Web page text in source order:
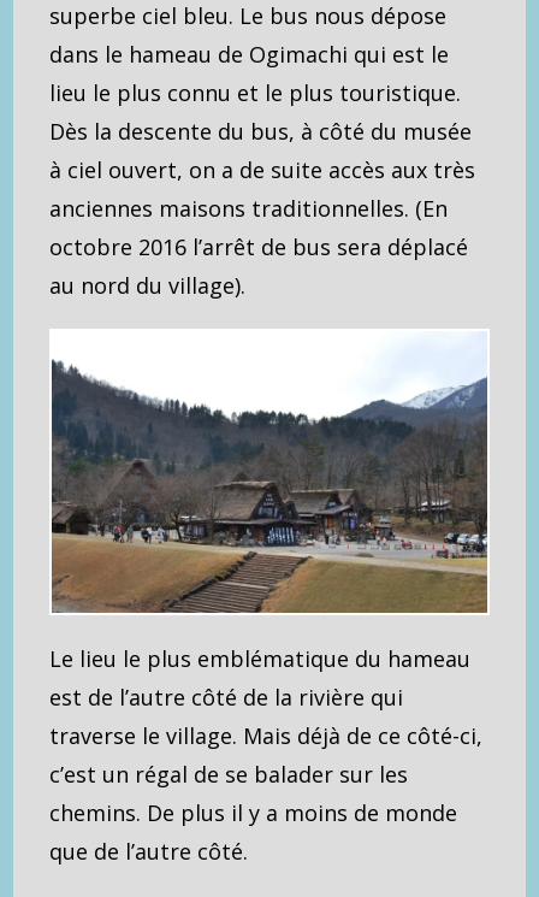
superbe ciel bleu. Le bus nous dépose
dans le hameau de Ogimachi qui est le
lieu le plus connu et le plus touristique.
Dès la descente du bus, à côté du musée
à ciel ouvert, on a de suite accès aux très
anciennes maisons traditionnelles. (En
octobre 2016 l’arrêt de bus sera déplacé
au nord du village).
Le lieu le plus emblématique du hameau
est de l’autre côté de la rivière qui
traverse le village. Mais déjà de ce côté-ci,
c’est un régal de se balader sur les
chemins. De plus il y a moins de monde
que de l’autre côté.